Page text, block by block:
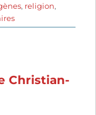
, religion,
sur
1492:
de
Christian-